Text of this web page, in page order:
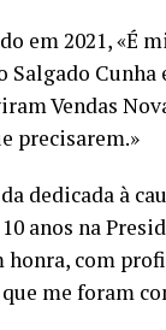
em 2021, «É
Cunha
Vendas
precisarem.»
dedicada à
anos na
com
me foram